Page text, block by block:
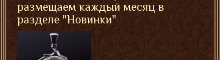
размещаем каждый месяц в
разделе "Новинки"